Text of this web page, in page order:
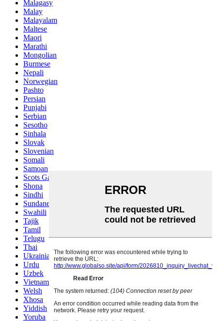
Malagasy
Malay
Malayalam
Maltese
Maori
Marathi
Mongolian
Burmese
Nepali
Norwegian
Pashto
Persian
Punjabi
Serbian
Sesotho
Sinhala
Slovak
Slovenian
Somali
Samoan
Scots Gaelic
Shona
Sindhi
Sundanese
Swahili
Tajik
Tamil
Telugu
Thai
Ukrainian
Urdu
Uzbek
Vietnamese
Welsh
Xhosa
Yiddish
Yoruba